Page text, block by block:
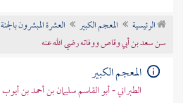
تراجم الأعلام
الرئيسية المعجم الكبير العشرة المبشرون بالجنة
سن سعد بن أبي وقاص ووفاته رضي الله عنه
المعجم الكبير
الطبراني - أبو القاسم سليمان بن أحمد بن أيوب